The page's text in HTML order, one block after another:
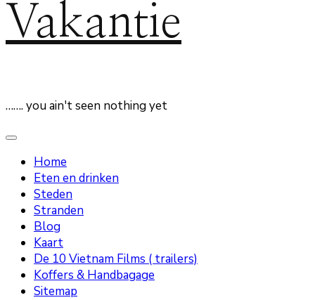
Vakantie
……. you ain't seen nothing yet
Home
Eten en drinken
Steden
Stranden
Blog
Kaart
De 10 Vietnam Films ( trailers)
Koffers & Handbagage
Sitemap